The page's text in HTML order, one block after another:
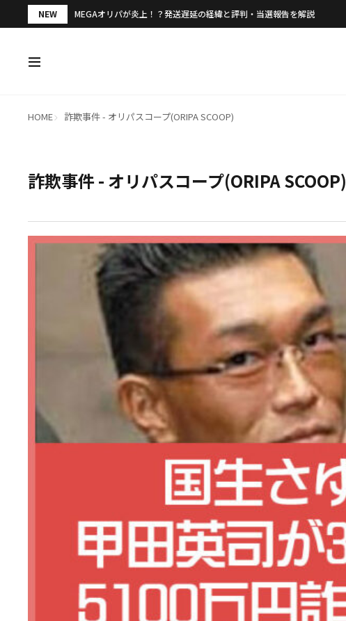
NEW MEGAオリパが炎上！？発送遅延の経緯と評判・当選報告を解説
HOME 詐欺事件 - オリパスコープ(ORIPA SCOOP)
詐欺事件 - オリパスコープ(ORIPA SCOOP)